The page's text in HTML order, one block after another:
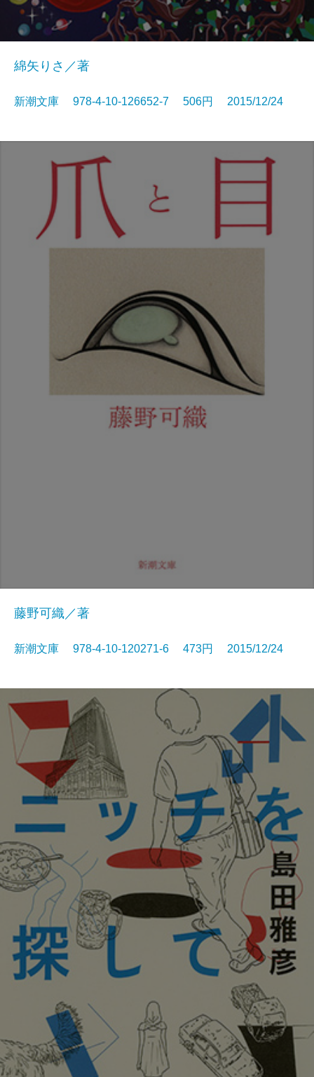
綿矢りさ／著
新潮文庫 978-4-10-126652-7 506円 2015/12/24
藤野可織／著
新潮文庫 978-4-10-120271-6 473円 2015/12/24